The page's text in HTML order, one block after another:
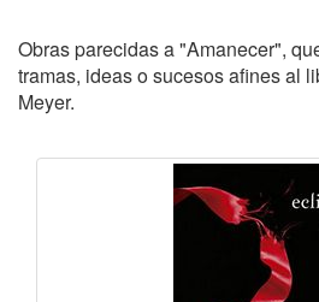
Obras parecidas a "Amanecer",
tramas, ideas o sucesos afines al
Meyer.